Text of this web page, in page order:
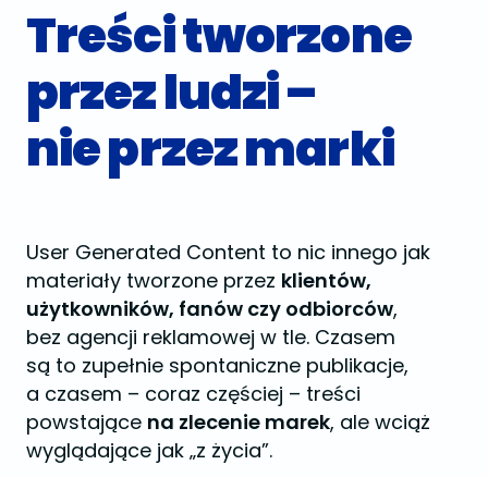
Treści tworzone
przez ludzi –
nie przez marki
User Generated Content to nic innego jak
materiały tworzone przez klientów,
użytkowników, fanów czy odbiorców,
bez agencji reklamowej w tle. Czasem
są to zupełnie spontaniczne publikacje,
a czasem – coraz częściej – treści
powstające na zlecenie marek, ale wciąż
wyglądające jak „z życia”.